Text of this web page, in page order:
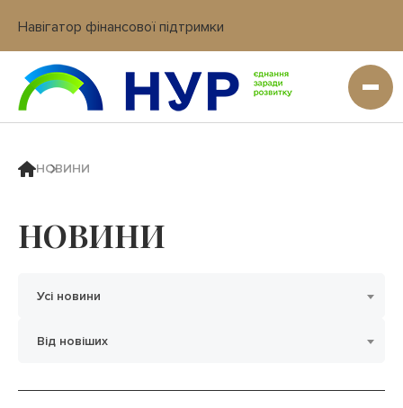
Навігатор фінансової підтримки
Вхід в кабінет IT платформи
НОВИНИ
НОВИНИ
Усі новини
Від новіших